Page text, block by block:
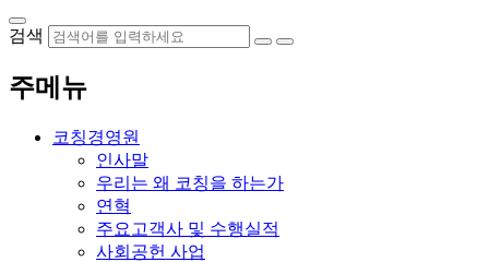
검색
주메뉴
코칭경영원
인사말
우리는 왜 코칭을 하는가
연혁
주요고객사 및 수행실적
사회공헌 사업